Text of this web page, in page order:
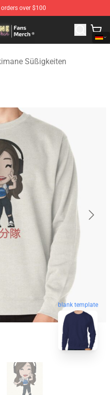
over $100
Merchandise Shop
Süßigkeiten
blank template